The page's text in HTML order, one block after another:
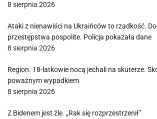
8 sierpnia 2026
Ataki z nienawiści na Ukraińców to rzadkość.
przestępstwa pospolite. Policja pokazała dane
8 sierpnia 2026
Region. 18-latkowie nocą jechali na skuterze.
poważnym wypadkiem
8 sierpnia 2026
Z Bidenem jest źle. „Rak się rozprzestrzenił”